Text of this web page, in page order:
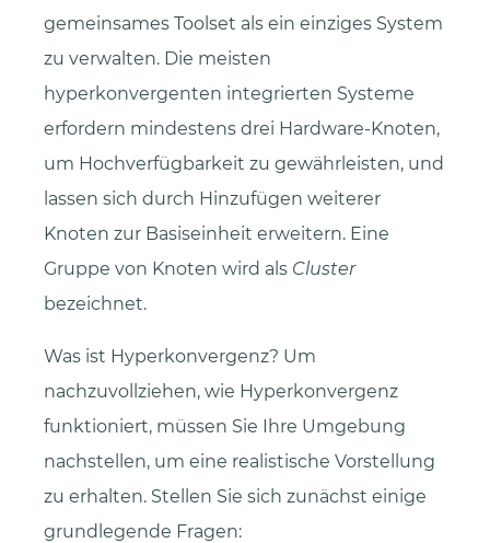
gemeinsames Toolset als ein einziges System
zu verwalten. Die meisten
hyperkonvergenten integrierten Systeme
erfordern mindestens drei Hardware-Knoten,
um Hochverfügbarkeit zu gewährleisten, und
lassen sich durch Hinzufügen weiterer
Knoten zur Basiseinheit erweitern. Eine
Gruppe von Knoten wird als Cluster
bezeichnet.
Was ist Hyperkonvergenz? Um
nachzuvollziehen, wie Hyperkonvergenz
funktioniert, müssen Sie Ihre Umgebung
nachstellen, um eine realistische Vorstellung
zu erhalten. Stellen Sie sich zunächst einige
grundlegende Fragen: